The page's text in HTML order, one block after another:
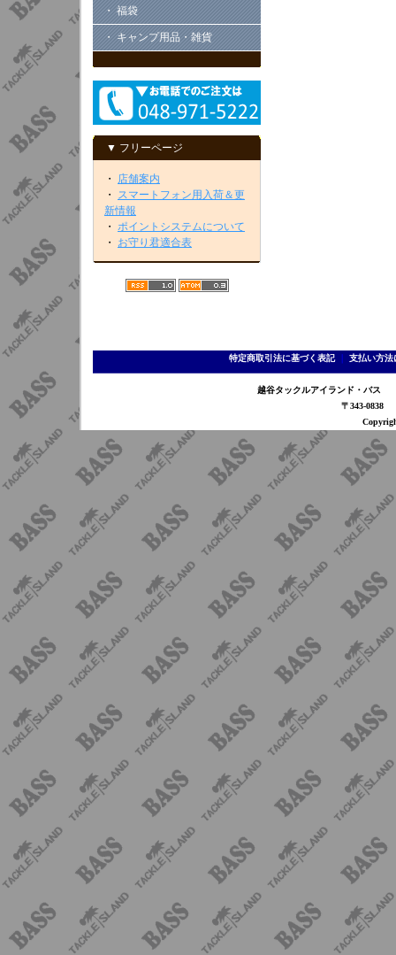
・ 福袋
・ キャンプ用品・雑貨
▼ フリーページ
・ 店舗案内
・ スマートフォン用入荷＆更
新情報
・ ポイントシステムについて
・ お守り君適合表
特定商取引法に基づく表記｜ 支払い方法
越谷タックルアイランド・バ
〒343-0838